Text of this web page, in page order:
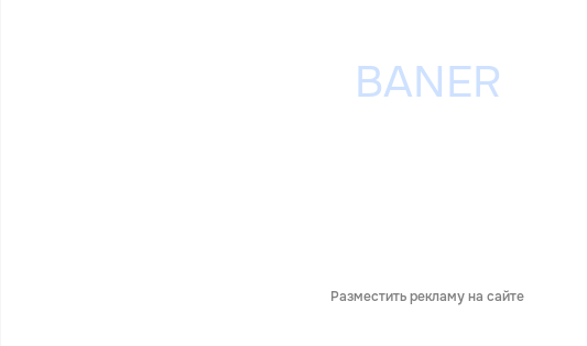
Разместить рекламу на сайте